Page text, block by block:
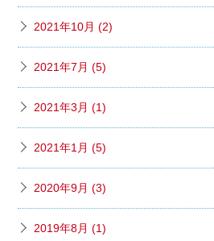
2021年10月 (2)
2021年7月 (5)
2021年3月 (1)
2021年1月 (5)
2020年9月 (3)
2019年8月 (1)